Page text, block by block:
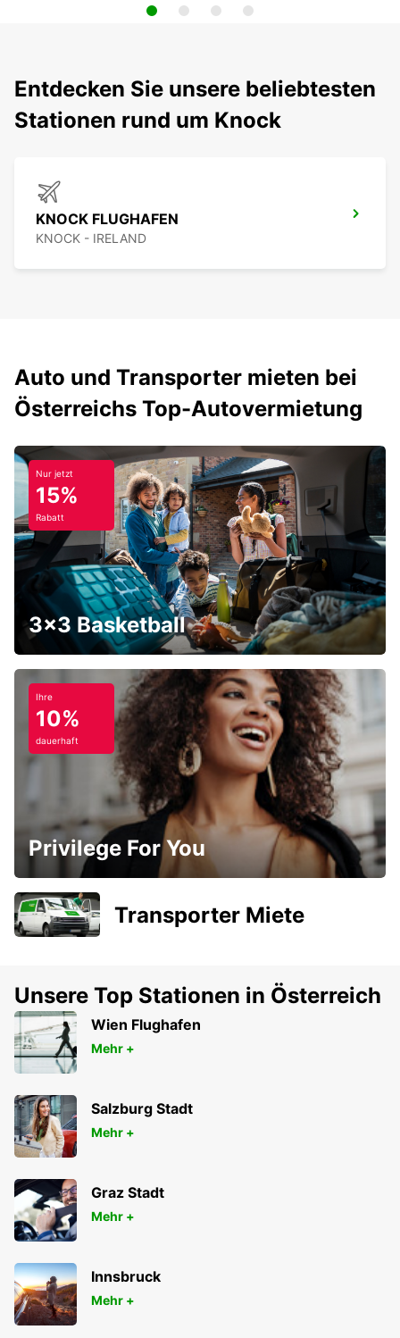
Entdecken Sie unsere beliebtesten
Stationen rund um Knock
KNOCK FLUGHAFEN
KNOCK - IRELAND
Auto und Transporter mieten bei
Österreichs Top-Autovermietung
Nur jetzt
15%
Rabatt
3x3 Basketball
Ihre
10%
dauerhaft
Privilege For You
Transporter Miete
Unsere Top Stationen in Österreich
Wien Flughafen
Mehr +
Salzburg Stadt
Mehr +
Graz Stadt
Mehr +
Innsbruck
Mehr +